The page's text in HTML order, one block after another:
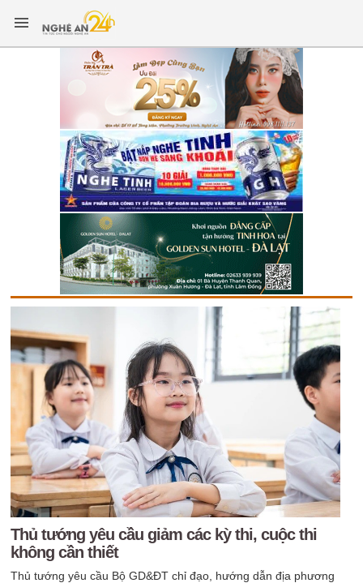
Thủ tướng yêu cầu giảm các kỳ thi, cuộc thi
không cần thiết
Thủ tướng yêu cầu Bộ GD&ĐT chỉ đạo, hướng dẫn địa phương